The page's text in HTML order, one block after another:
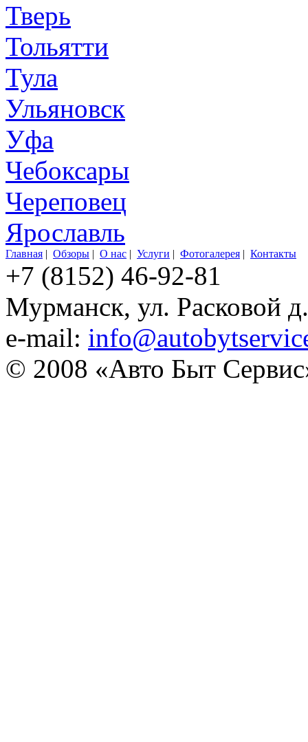
Тверь
Тольятти
Тула
Ульяновск
Уфа
Чебоксары
Череповец
Ярославль
Главная | Обзоры | О нас | Услуги | Фотогалерея | Контакты
+7 (8152) 46-92-81
Мурманск, ул. Расковой
e-mail:
© 2008 «Авто Быт